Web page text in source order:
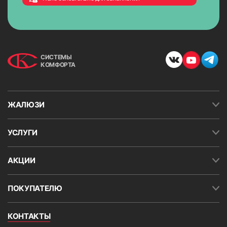
СИСТЕМЫ
КОМФОРТА
ЖАЛЮЗИ
УСЛУГИ
АКЦИИ
ПОКУПАТЕЛЮ
КОНТАКТЫ